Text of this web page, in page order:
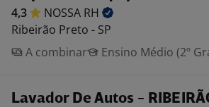
4,3 NOSSA RH
Ribeirão Preto - SP
A combinar
Ensino Médio (2º
Lavador De Autos -